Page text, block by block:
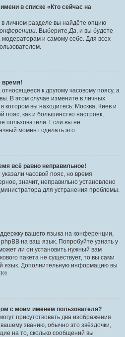
в списке «Кто сейчас на
личном разделе вы найдёте опцию
. ВыберитеДа, и вы будете
и самому себе. Для всех
время!
к другому часовому поясу, а
В этом случае измените в личных
котором вы находитесь: Москва, Киев и
пояс, как и большинство настроек,
пользователи. Если вы не
момент сделать это.
всё равно неправильное!
часовой пояс, но время
значит, неправильно установлено
для устранения проблемы.
вашего языка на конференции,
на ваш язык. Попробуйте узнать у
ли он установить нужный вам
пакета не существует, то вы сами
язык. Дополнительную информацию вы
®.
с моим именем пользователя?
присутствовать два изображения.
званию, обычно это звёздочки,
на то, сколько сообщений вы